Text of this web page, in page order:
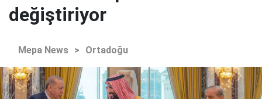
değiştiriyor
Mepa News > Ortadoğu